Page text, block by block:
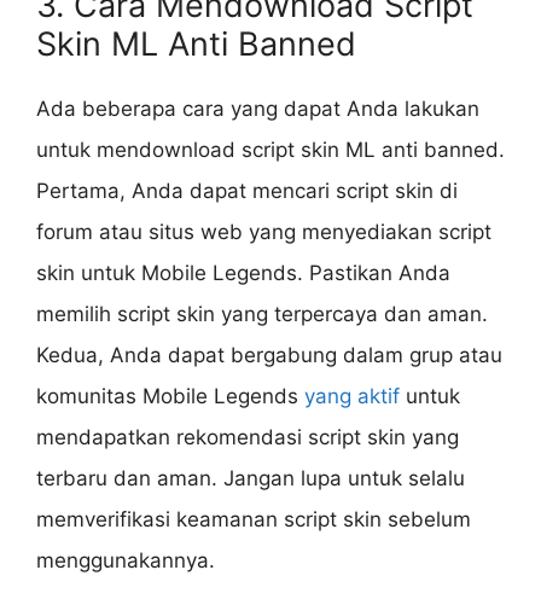
Skin ML Anti Banned
Ada beberapa cara yang dapat Anda lakukan
untuk mendownload script skin ML anti banned.
Pertama, Anda dapat mencari script skin di
forum atau situs web yang menyediakan script
skin untuk Mobile Legends. Pastikan Anda
memilih script skin yang terpercaya dan aman.
Kedua, Anda dapat bergabung dalam grup atau
komunitas Mobile Legends yang aktif untuk
mendapatkan rekomendasi script skin yang
terbaru dan aman. Jangan lupa untuk selalu
memverifikasi keamanan script skin sebelum
menggunakannya.